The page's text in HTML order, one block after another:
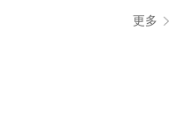
国道】的二手房信息
局】的租房信息
庄】的租房信息
】的租房信息
了【汪洋路80号】的租
更多